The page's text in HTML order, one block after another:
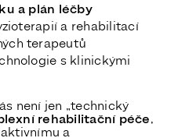
a plán léčby
a rehabilitací
terapeutů
s klinickými
není jen „technický
rehabilitační péče,
a